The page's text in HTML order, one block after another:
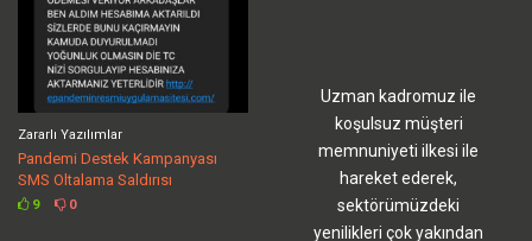
Zararlı Yazılımlar
Pandemi Destek Kampanyası
SMS Oltalama Saldırısı
9 0
Uzman kadromuz ile
koşulsuz müşteri
memnuniyeti ilkesi ile
hareket ederek,
sektörümüzdeki
yenilikleri çok yakından